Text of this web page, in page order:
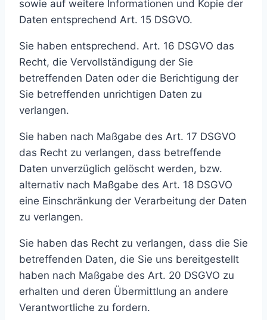
sowie auf weitere Informationen und Kopie der
Daten entsprechend Art. 15 DSGVO.
Sie haben entsprechend. Art. 16 DSGVO das
Recht, die Vervollständigung der Sie
betreffenden Daten oder die Berichtigung der
Sie betreffenden unrichtigen Daten zu
verlangen.
Sie haben nach Maßgabe des Art. 17 DSGVO
das Recht zu verlangen, dass betreffende
Daten unverzüglich gelöscht werden, bzw.
alternativ nach Maßgabe des Art. 18 DSGVO
eine Einschränkung der Verarbeitung der Daten
zu verlangen.
Sie haben das Recht zu verlangen, dass die Sie
betreffenden Daten, die Sie uns bereitgestellt
haben nach Maßgabe des Art. 20 DSGVO zu
erhalten und deren Übermittlung an andere
Verantwortliche zu fordern.